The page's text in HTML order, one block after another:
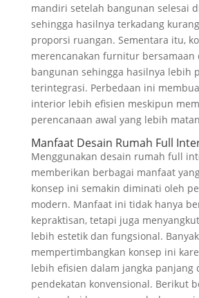
mandiri setelah bangunan selesai
sehingga hasilnya terkadang
proporsi ruangan. Sementara itu,
merencanakan furnitur bersamaan
bangunan sehingga hasilnya lebih
terintegrasi. Perbedaan ini
interior lebih efisien meskipun
perencanaan awal yang lebih
Manfaat Desain Rumah Full
Menggunakan desain rumah full
memberikan berbagai manfaat
konsep ini semakin diminati oleh
modern. Manfaat ini tidak hanya
kepraktisan, tetapi juga
lebih estetik dan fungsional.
mempertimbangkan konsep ini
lebih efisien dalam jangka panjang
pendekatan konvensional. Berikut